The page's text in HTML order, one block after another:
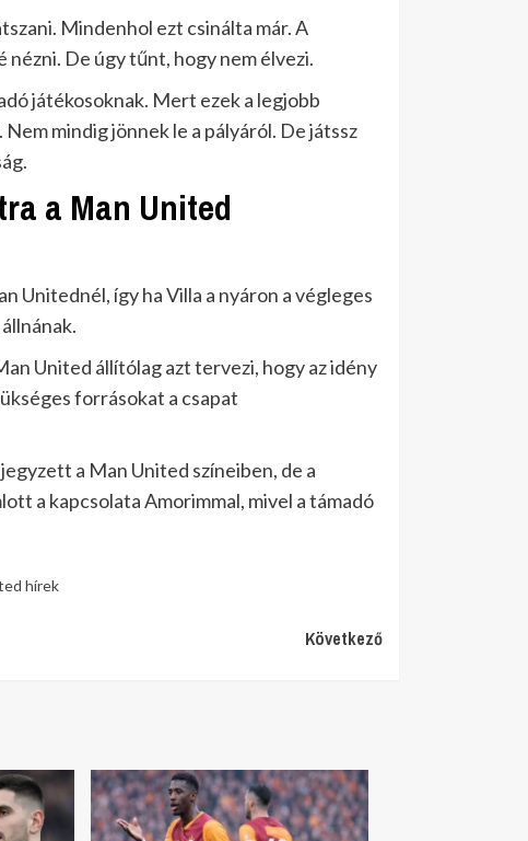
Mindenhol ezt csinálta már. A
De úgy tűnt, hogy nem élvezi.
játékosoknak. Mert ezek a legjobb
mindig jönnek le a pályáról. De játssz
a Man United
Unitednél, így ha Villa a nyáron a végleges
United állítólag azt tervezi, hogy az idény
forrásokat a csapat
a Man United színeiben, de a
a kapcsolata Amorimmal, mivel a támadó
hírek
Következő